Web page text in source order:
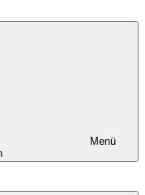
Menü